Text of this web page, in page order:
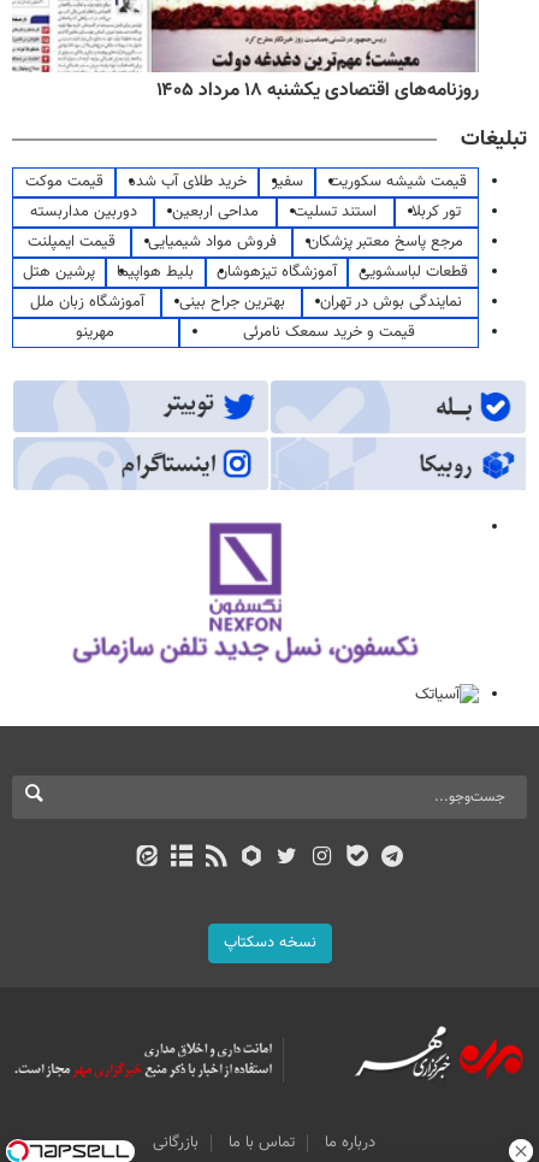
روزنامه‌های اقتصادی یکشنبه ۱۸ مرداد ۱۴۰۵
تبلیغات
قیمت شیشه سکوریت سفیر خرید طلای آب شده
قیمت موکت
تور کربلا
استند تسلیت مداحی اربعین
دوربین مداربسته
مرجع پاسخ معتبر پزشکان
فروش مواد شیمیایی
قیمت ایمپلنت
قطعات لباسشویی
آموزشگاه تیزهوشان بلیط هواپیما
پرشین هتل
نمایندگی بوش در تهران
بهترین جراح بینی
آموزشگاه زبان ملل
قیمت و خرید سمعک نامرئی
مهرینو
نسخه دسکتاپ
درباره ما تماس با ما بازرگانی